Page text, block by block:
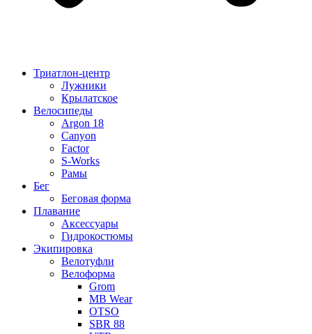
Триатлон-центр
Лужники
Крылатское
Велосипеды
Argon 18
Canyon
Factor
S-Works
Рамы
Бег
Беговая форма
Плавание
Аксессуары
Гидрокостюмы
Экипировка
Велотуфли
Велоформа
Grom
MB Wear
OTSO
SBR 88